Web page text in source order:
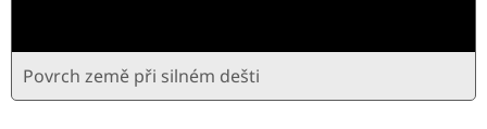
Povrch země při silném dešti